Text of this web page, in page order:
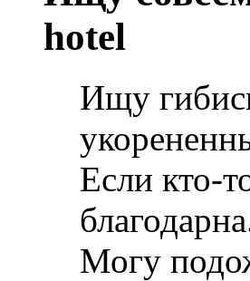
hotel
Ищу
Если кто-
Могу